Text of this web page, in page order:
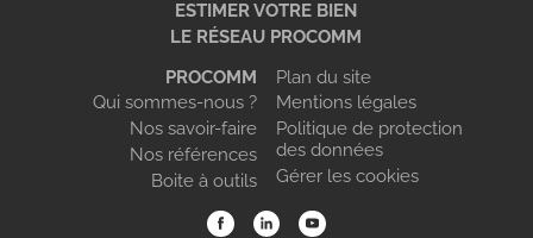
ESTIMER VOTRE BIEN
LE RÉSEAU PROCOMM
PROCOMM
Qui sommes-nous ?
Nos savoir-faire
Nos références
Boite à outils
Plan du site
Mentions légales
Politique de protection
des données
Gérer les cookies